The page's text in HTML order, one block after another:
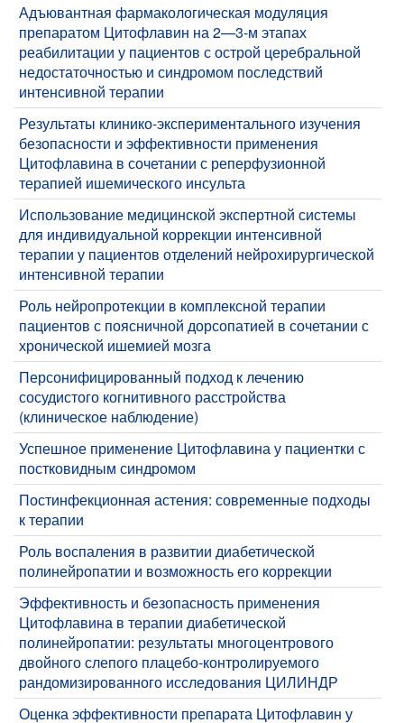
Адъювантная фармакологическая модуляция
препаратом Цитофлавин на 2—3-м этапах
реабилитации у пациентов с острой церебральной
недостаточностью и синдромом последствий
интенсивной терапии
Результаты клинико-экспериментального изучения
безопасности и эффективности применения
Цитофлавина в сочетании с реперфузионной
терапией ишемического инсульта
Использование медицинской экспертной системы
для индивидуальной коррекции интенсивной
терапии у пациентов отделений нейрохирургической
интенсивной терапии
Роль нейропротекции в комплексной терапии
пациентов с поясничной дорсопатией в сочетании с
хронической ишемией мозга
Персонифицированный подход к лечению
сосудистого когнитивного расстройства
(клиническое наблюдение)
​Успешное применение Цитофлавина у пациентки с
постковидным синдромом
Постинфекционная астения: современные подходы
к терапии
​Роль воспаления в развитии диабетической
полинейропатии и возможность его коррекции
​Эффективность и безопасность применения
Цитофлавина в терапии диабетической
полинейропатии: результаты многоцентрового
двойного слепого плацебо-контролируемого
рандомизированного исследования ЦИЛИНДР
​Оценка эффективности препарата Цитофлавин у